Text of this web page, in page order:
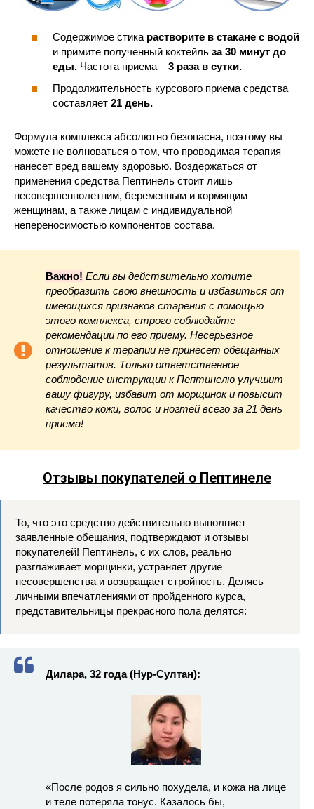
Содержимое стика растворите в стакане с водой
и примите полученный коктейль за 30 минут до
еды. Частота приема –3 раза в сутки.
Продолжительность курсового приема средства
составляет 21 день.
Формула комплекса абсолютно безопасна, поэтому вы
можете не волноваться о том, что проводимая терапия
нанесет вред вашему здоровью. Воздержаться от
применения средства Пептинель стоит лишь
несовершеннолетним, беременным и кормящим
женщинам, а также лицам с индивидуальной
непереносимостью компонентов состава.
Важно! Если вы действительно хотите
преобразить свою внешность и избавиться от
имеющихся признаков старения с помощью
этого комплекса, строго соблюдайте
рекомендации по его приему. Несерьезное
отношение к терапии не принесет обещанных
результатов. Только ответственное
соблюдение инструкции к Пептинелю улучшит
вашу фигуру, избавит от морщинок и повысит
качество кожи, волос и ногтей всего за 21 день
приема!
Отзывы покупателей о Пептинеле
То, что это средство действительно выполняет
заявленные обещания, подтверждают и отзывы
покупателей! Пептинель, с их слов, реально
разглаживает морщинки, устраняет другие
несовершенства и возвращает стройность. Делясь
личными впечатлениями от пройденного курса,
представительницы прекрасного пола делятся:
Дилара, 32 года (Нур-Султан):
«После родов я сильно похудела, и кожа на лице
и теле потеряла тонус. Казалось бы,